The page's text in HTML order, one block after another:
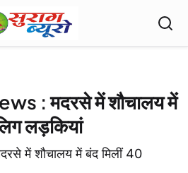
: मदरसे में शौचालय में
लड़कियां
में शौचालय में बंद मिलीं 40